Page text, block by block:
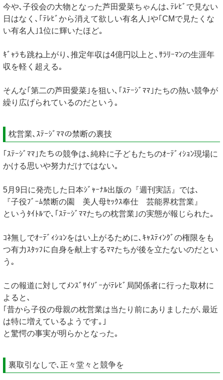
今や､子役会の大物となった芦田愛菜ちゃんは､ﾃﾚﾋﾞで見ない
日はなく､｢ﾃﾚﾋﾞから消えて欲しい有名人｣や｢CMで見たくな
い有名人｣1位に輝いたほど｡
ｷﾞｬﾗも跳ね上がり､推定年収は4億円以上と､ｻﾗﾘｰﾏﾝの生涯年
収を軽く超える｡
そんな｢第二の芦田愛菜｣を狙い､｢ｽﾃｰｼﾞﾏﾏ｣たちの熱い競争が
繰り広げられているのだという｡
枕営業､ｽﾃｰｼﾞﾏﾏの禁断の裏技
｢ｽﾃｰｼﾞﾏﾏ｣たちの競争は､純粋に子どもたちのｵｰﾃﾞｨｼｮﾝ現場に
かける思いや努力だけではない｡
5月9日に発売した日本ｼﾞｬｰﾅﾙ出版の『週刊実話』では､
『子役ﾌﾞｰﾑ禁断の園 美人母ｾｯｸｽ奉仕 芸能界枕営業』
というﾀｲﾄﾙで､｢ｽﾃｰｼﾞﾏﾏたちの枕営業｣の実態が報じられた｡
ｺﾈ無しでｵｰﾃﾞｨｼｮﾝをはい上がるために､ｷｬｽﾃｨﾝｸﾞの権限をも
つ有力ｽﾀｯﾌに自身を献上するﾏﾏたちが後を立たないのだとい
う｡
この報道に対してﾒﾝｽﾞｻｲｿﾞｰがﾃﾚﾋﾞ局関係者に行った取材に
よると､
｢昔から子役の母親の枕営業は当たり前にありましたが､最近
は特に増えているようです｡｣
と驚愕の事実が明らかとなった｡
裏取引なしで､正々堂々と競争を